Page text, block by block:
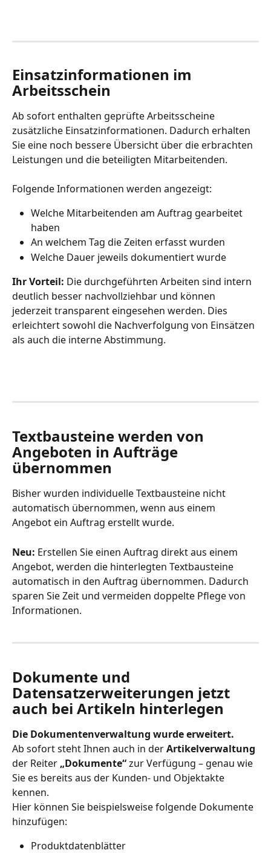
Einsatzinformationen im
Arbeitsschein
Ab sofort enthalten geprüfte Arbeitsscheine
zusätzliche Einsatzinformationen. Dadurch erhalten
Sie eine noch bessere Übersicht über die erbrachten
Leistungen und die beteiligten Mitarbeitenden.
Folgende Informationen werden angezeigt:
Welche Mitarbeitenden am Auftrag gearbeitet
haben
An welchem Tag die Zeiten erfasst wurden
Welche Dauer jeweils dokumentiert wurde
Ihr Vorteil: Die durchgeführten Arbeiten sind intern
deutlich besser nachvollziehbar und können
jederzeit transparent eingesehen werden. Dies
erleichtert sowohl die Nachverfolgung von Einsätzen
als auch die interne Abstimmung.
Textbausteine werden von
Angeboten in Aufträge
übernommen
Bisher wurden individuelle Textbausteine nicht
automatisch übernommen, wenn aus einem
Angebot ein Auftrag erstellt wurde.
Neu: Erstellen Sie einen Auftrag direkt aus einem
Angebot, werden die hinterlegten Textbausteine
automatisch in den Auftrag übernommen. Dadurch
sparen Sie Zeit und vermeiden doppelte Pflege von
Informationen.
Dokumente und
Datensatzerweiterungen jetzt
auch bei Artikeln hinterlegen
Die Dokumentenverwaltung wurde erweitert.
Ab sofort steht Ihnen auch in der Artikelverwaltung
der Reiter „Dokumente“ zur Verfügung – genau wie
Sie es bereits aus der Kunden- und Objektakte
kennen.
Hier können Sie beispielsweise folgende Dokumente
hinzufügen:
Produktdatenblätter